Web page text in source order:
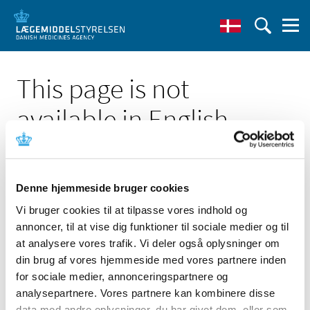
Denne hjemmeside bruger cookies
Vi bruger cookies til at tilpasse vores indhold og
annoncer, til at vise dig funktioner til sociale medier og til
at analysere vores trafik. Vi deler også oplysninger om
din brug af vores hjemmeside med vores partnere inden
for sociale medier, annonceringspartnere og
analysepartnere. Vores partnere kan kombinere disse
This page is not
available in English
Click here to see the Danish page 'Xeden Vet. 200 mg;
forsyningsvanskelighed'
Go to English frontpage